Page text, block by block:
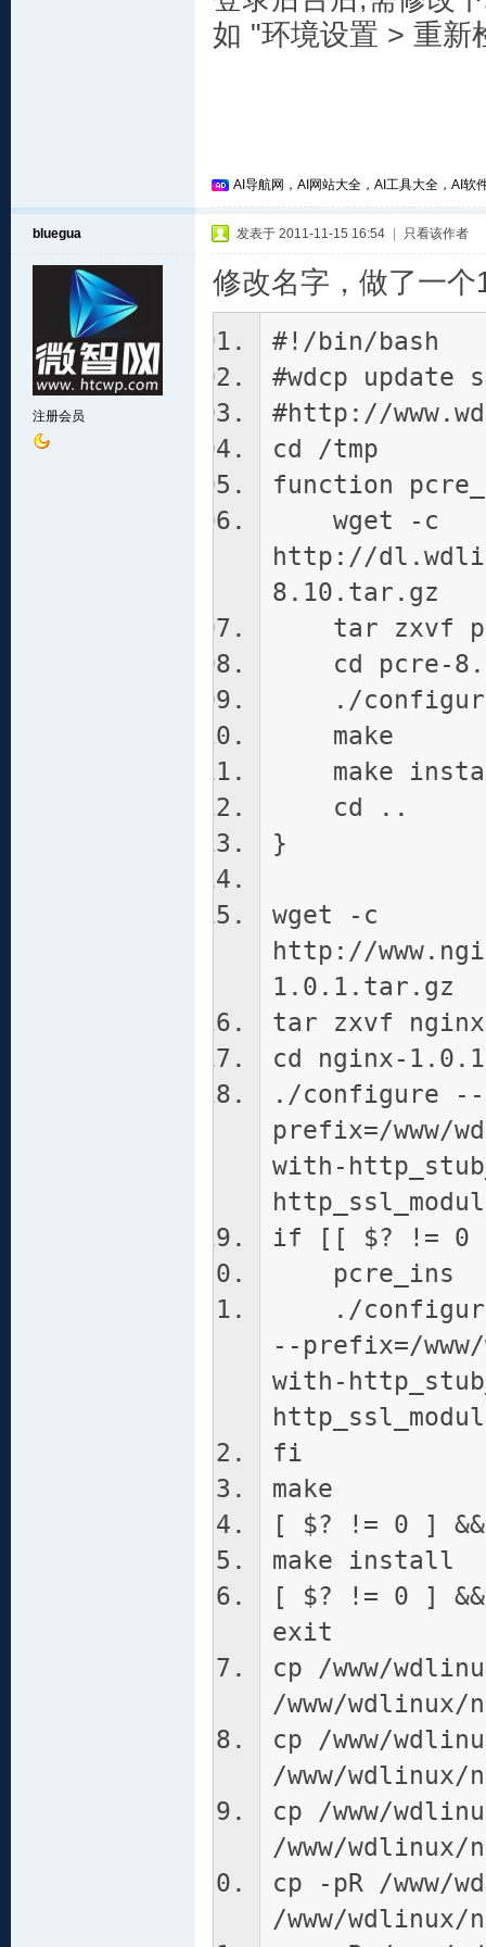
如 "环境设置 > 重新
AI导航网，AI网站大全，AI工具大全，AI软
bluegua
注册会员
发表于 2011-11-15 16:54 只看该作者
修改名字，做了一个
#!/bin/bash
#wdcp update
#http://
cd /tmp
function
wget -c
http://
8.10.tar.gz
tar zxvf
cd pcre-
./
make
make
cd ..
}
wget -c
http://
1.0.1.tar.gz
tar zxvf
cd nginx-1.0.1
./configure --
prefix=/www/
with-
if [[ $? != 0
pcre_ins
./configure
--prefix=/
with-
fi
make
[ $? != 0 ]
make install
[ $? != 0 ]
exit
cp /www/
/www/
cp /www/
/www/
cp /www/
/www/
cp -pR /www/
/www/